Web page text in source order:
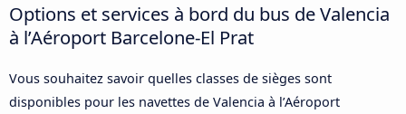
Options et services à bord du bus de Valencia
à l’Aéroport Barcelone-El Prat
Vous souhaitez savoir quelles classes de sièges sont
disponibles pour les navettes de Valencia à l’Aéroport